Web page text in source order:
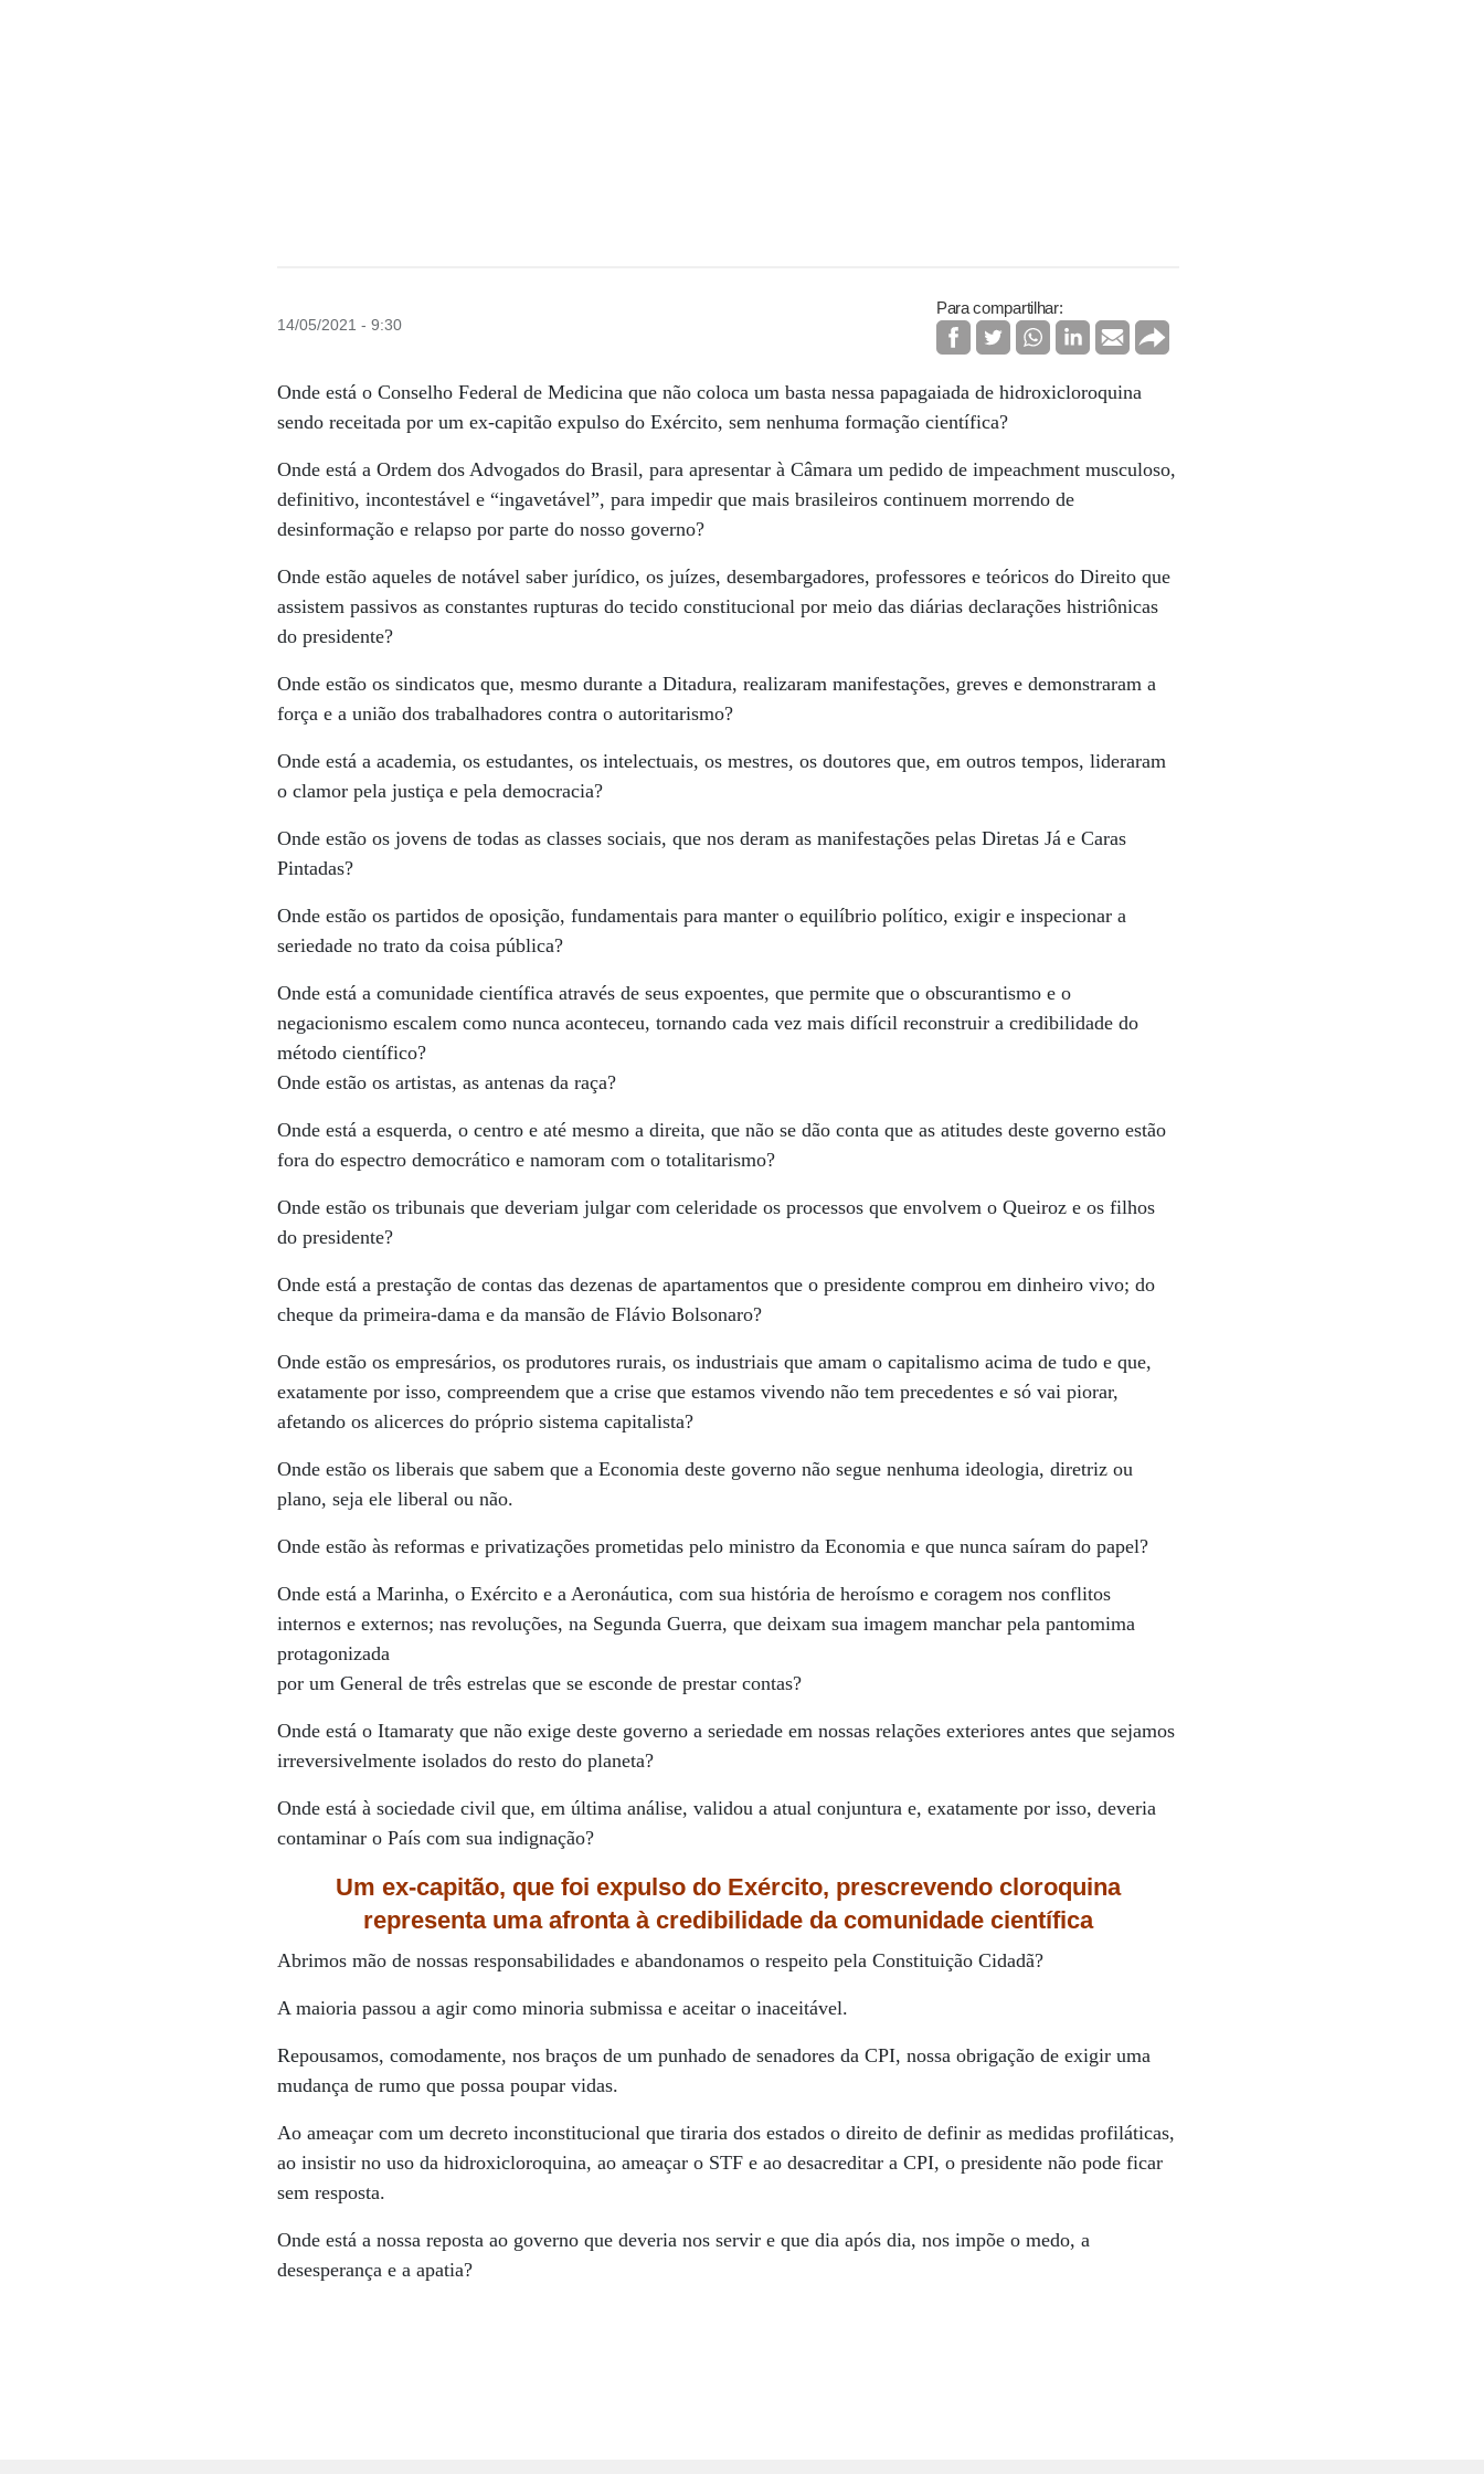
14/05/2021 - 9:30
Para compartilhar:
Onde está o Conselho Federal de Medicina que não coloca um basta nessa papagaiada de hidroxicloroquina
sendo receitada por um ex-capitão expulso do Exército, sem nenhuma formação científica?
Onde está a Ordem dos Advogados do Brasil, para apresentar à Câmara um pedido de impeachment musculoso,
definitivo, incontestável e “ingavetável”, para impedir que mais brasileiros continuem morrendo de
desinformação e relapso por parte do nosso governo?
Onde estão aqueles de notável saber jurídico, os juízes, desembargadores, professores e teóricos do Direito que
assistem passivos as constantes rupturas do tecido constitucional por meio das diárias declarações histriônicas
do presidente?
Onde estão os sindicatos que, mesmo durante a Ditadura, realizaram manifestações, greves e demonstraram a
força e a união dos trabalhadores contra o autoritarismo?
Onde está a academia, os estudantes, os intelectuais, os mestres, os doutores que, em outros tempos, lideraram
o clamor pela justiça e pela democracia?
Onde estão os jovens de todas as classes sociais, que nos deram as manifestações pelas Diretas Já e Caras
Pintadas?
Onde estão os partidos de oposição, fundamentais para manter o equilíbrio político, exigir e inspecionar a
seriedade no trato da coisa pública?
Onde está a comunidade científica através de seus expoentes, que permite que o obscurantismo e o
negacionismo escalem como nunca aconteceu, tornando cada vez mais difícil reconstruir a credibilidade do
método científico?
Onde estão os artistas, as antenas da raça?
Onde está a esquerda, o centro e até mesmo a direita, que não se dão conta que as atitudes deste governo estão
fora do espectro democrático e namoram com o totalitarismo?
Onde estão os tribunais que deveriam julgar com celeridade os processos que envolvem o Queiroz e os filhos
do presidente?
Onde está a prestação de contas das dezenas de apartamentos que o presidente comprou em dinheiro vivo; do
cheque da primeira-dama e da mansão de Flávio Bolsonaro?
Onde estão os empresários, os produtores rurais, os industriais que amam o capitalismo acima de tudo e que,
exatamente por isso, compreendem que a crise que estamos vivendo não tem precedentes e só vai piorar,
afetando os alicerces do próprio sistema capitalista?
Onde estão os liberais que sabem que a Economia deste governo não segue nenhuma ideologia, diretriz ou
plano, seja ele liberal ou não.
Onde estão às reformas e privatizações prometidas pelo ministro da Economia e que nunca saíram do papel?
Onde está a Marinha, o Exército e a Aeronáutica, com sua história de heroísmo e coragem nos conflitos
internos e externos; nas revoluções, na Segunda Guerra, que deixam sua imagem manchar pela pantomima
protagonizada
por um General de três estrelas que se esconde de prestar contas?
Onde está o Itamaraty que não exige deste governo a seriedade em nossas relações exteriores antes que sejamos
irreversivelmente isolados do resto do planeta?
Onde está à sociedade civil que, em última análise, validou a atual conjuntura e, exatamente por isso, deveria
contaminar o País com sua indignação?
Um ex-capitão, que foi expulso do Exército, prescrevendo cloroquina
representa uma afronta à credibilidade da comunidade científica
Abrimos mão de nossas responsabilidades e abandonamos o respeito pela Constituição Cidadã?
A maioria passou a agir como minoria submissa e aceitar o inaceitável.
Repousamos, comodamente, nos braços de um punhado de senadores da CPI, nossa obrigação de exigir uma
mudança de rumo que possa poupar vidas.
Ao ameaçar com um decreto inconstitucional que tiraria dos estados o direito de definir as medidas profiláticas,
ao insistir no uso da hidroxicloroquina, ao ameaçar o STF e ao desacreditar a CPI, o presidente não pode ficar
sem resposta.
Onde está a nossa reposta ao governo que deveria nos servir e que dia após dia, nos impõe o medo, a
desesperança e a apatia?